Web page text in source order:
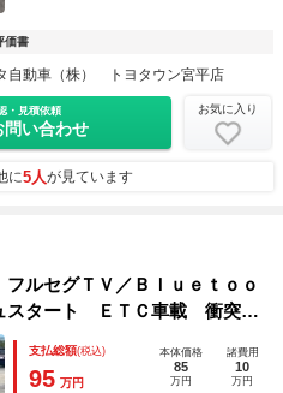
価書
自動車（株） トヨタウン宮平店
・見積依頼
問い合わせ
お気に入り
に5人が見ています
ルセグＴＶ／Ｂｌｕｅｔｏｏ
スタート ＥＴＣ車載 衝突軽
支払総額(税込)
95 万円
本体価格
85
万円
諸費用
10
万円